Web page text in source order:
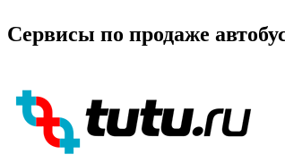
Сервисы по продаже